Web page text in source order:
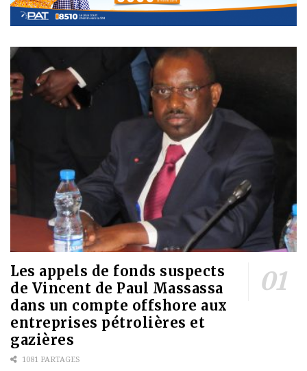
Les appels de fonds suspects
de Vincent de Paul Massassa
dans un compte offshore aux
entreprises pétrolières et
gazières
1081 PARTAGES